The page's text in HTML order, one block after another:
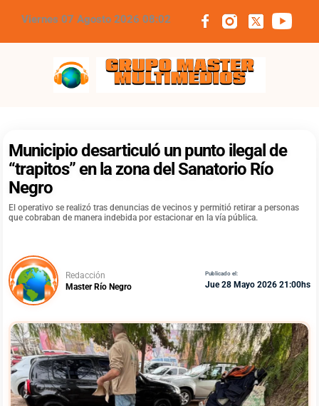
Viernes 07 Agosto 2026 08:02
Grupo Master Multimedios
Municipio desarticuló un punto ilegal de
“trapitos” en la zona del Sanatorio Río
Negro
El operativo se realizó tras denuncias de vecinos y permitió retirar a personas
que cobraban de manera indebida por estacionar en la vía pública.
Redacción
Master Río Negro
Publicado el:
Jue 28 Mayo 2026 21:00hs